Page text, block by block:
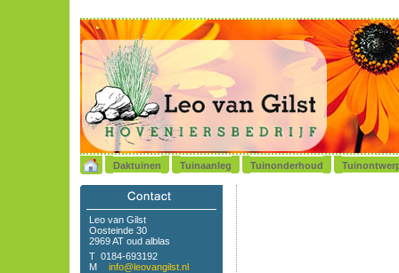
Daktuinen Tuinaanleg Tuinonderhoud
Leo van Gilst
Oosteinde 30
2969 AT oud alblas
T 0184-693192
M
info@leovangilst.nl